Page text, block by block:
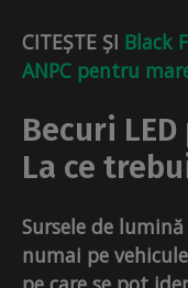
CITEȘTE ȘI Black
ANPC pentru
Becuri
La ce
Sursele de
numai pe